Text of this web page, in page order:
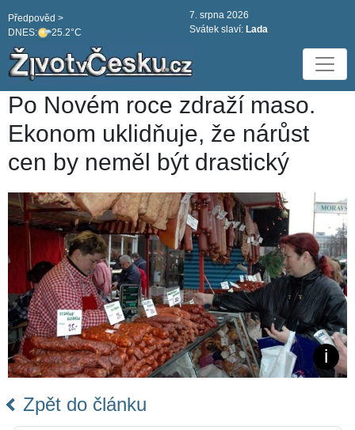
DNES: 25.2°C
Předpověd >
7. srpna 2026
Svátek slaví: Lada
Po Novém roce zdraží maso.
Ekonom uklidňuje, že nárůst
cen by neměl být drastický
Zpět do článku